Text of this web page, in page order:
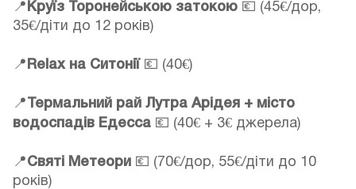
📍 Круїз Торонейською затокою 💶 (45€/дор,
35€/діти до 12 років)
📍 Relax на Ситонії 💶 (40€)
📍
Термальний рай Лутра Арідея + місто
водоспадів Едесса 💶 (40€ + 3€ джерела)
📍Святі Метеори 💶 (70€/дор, 55€/діти до 10
років)